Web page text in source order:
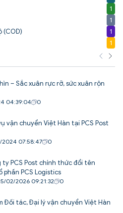
1
1
(COD)
1
1
– Sắc xuân rực rỡ, sức xuân rộn
04:39:04 0
vận chuyển Việt Hàn tại PCS Post
2024 07:58:47 0
ty PCS Post chính thức đổi tên
PCS Logistics
02/2026 09:21:32 0
Đối tác, Đại lý vận chuyển Việt Hàn